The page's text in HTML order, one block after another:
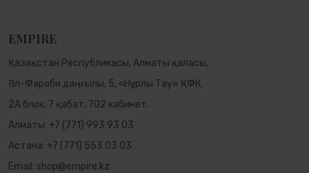
EMPIRE
Қазақстан Республикасы, Алматы қаласы,
Әл-Фараби даңғылы, 5, «Нұрлы Тау» ҚФК,
2А блок, 7 қабат, 702 кабинет.
Алматы: +7 (771) 993 93 03
Астана: +7 (771) 553 03 03
Email: shop@empire.kz